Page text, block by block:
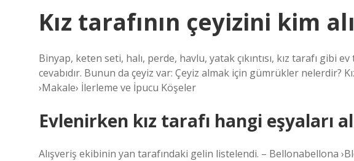
Kız tarafının çeyizini kim
Binyap, keten seti, halı, perde, havlu, yatak çıkıntısı, kız tarafı gibi
cevabıdır. Bunun da çeyiz var: Çeyiz almak için gümrükler nelerdir?
›Makale› İlerleme ve İpucu Köşeler
Evlenirken kız tarafı hangi eşyaları
Alışveriş ekibinin yan tarafındaki gelin listelendi. – Bellonabellona